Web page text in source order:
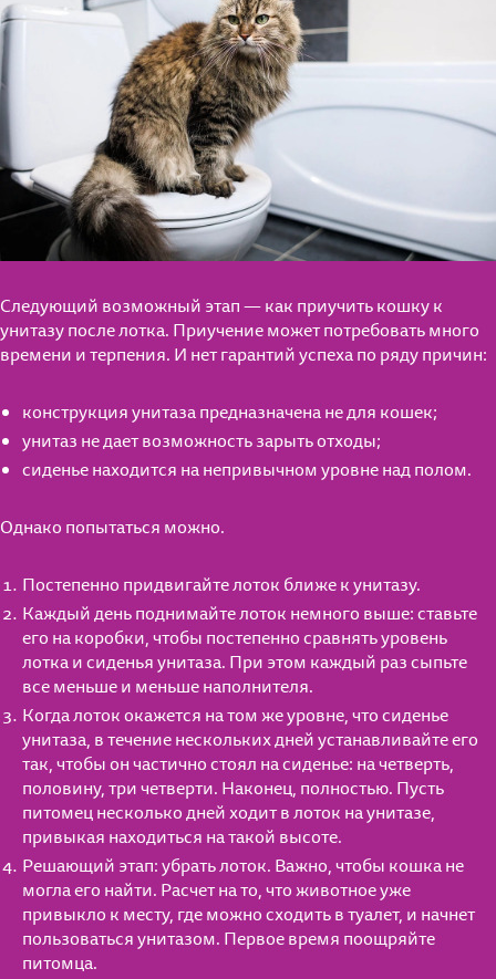
Следующий возможный этап — как приучить кошку к
унитазу после лотка. Приучение может потребовать много
времени и терпения. И нет гарантий успеха по ряду причин:
конструкция унитаза предназначена не для кошек;
унитаз не дает возможность зарыть отходы;
сиденье находится на непривычном уровне над полом.
Однако попытаться можно.
Постепенно придвигайте лоток ближе к унитазу.
Каждый день поднимайте лоток немного выше: ставьте
его на коробки, чтобы постепенно сравнять уровень
лотка и сиденья унитаза. При этом каждый раз сыпьте
все меньше и меньше наполнителя.
Когда лоток окажется на том же уровне, что сиденье
унитаза, в течение нескольких дней устанавливайте его
так, чтобы он частично стоял на сиденье: на четверть,
половину, три четверти. Наконец, полностью. Пусть
питомец несколько дней ходит в лоток на унитазе,
привыкая находиться на такой высоте.
Решающий этап: убрать лоток. Важно, чтобы кошка не
могла его найти. Расчет на то, что животное уже
привыкло к месту, где можно сходить в туалет, и начнет
пользоваться унитазом. Первое время поощряйте
питомца.